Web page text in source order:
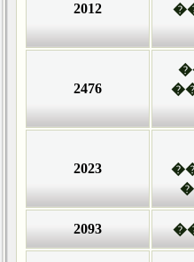
2012
2476
2023
2093